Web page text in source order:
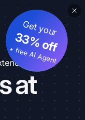
at
Get your
33% off
+ free AI Agent